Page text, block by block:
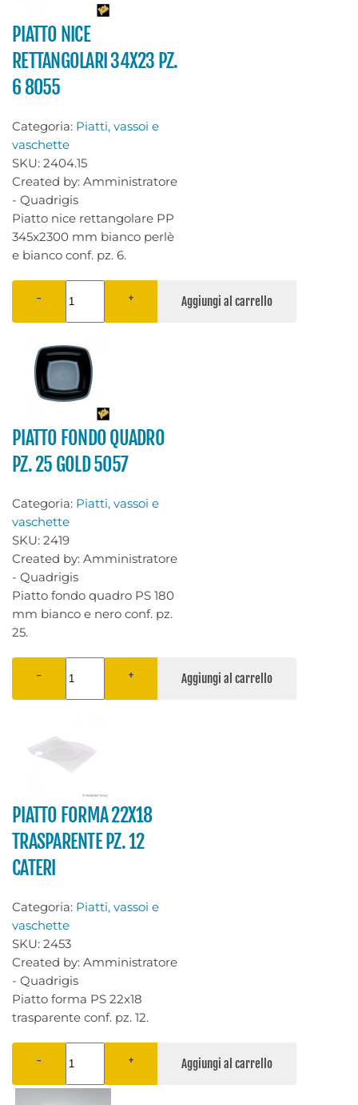
PIATTO NICE
RETTANGOLARI 34X23 PZ.
6 8055
Categoria: Piatti, vassoi e
vaschette
SKU: 2404.15
Created by: Amministratore
- Quadrigis
Piatto nice rettangolare PP
345x2300 mm bianco perlè
e bianco conf. pz. 6.
− +
PIATTO FONDO QUADRO
PZ. 25 GOLD 5057
Categoria: Piatti, vassoi e
vaschette
SKU: 2419
Created by: Amministratore
- Quadrigis
Piatto fondo quadro PS 180
mm bianco e nero conf. pz.
25.
− +
PIATTO FORMA 22X18
TRASPARENTE PZ. 12
CATERI
Categoria: Piatti, vassoi e
vaschette
SKU: 2453
Created by: Amministratore
- Quadrigis
Piatto forma PS 22x18
trasparente conf. pz. 12.
− +